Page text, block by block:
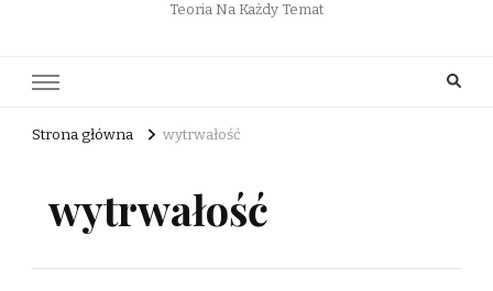
Teoria Na Każdy Temat
Strona główna wytrwałość
wytrwałość